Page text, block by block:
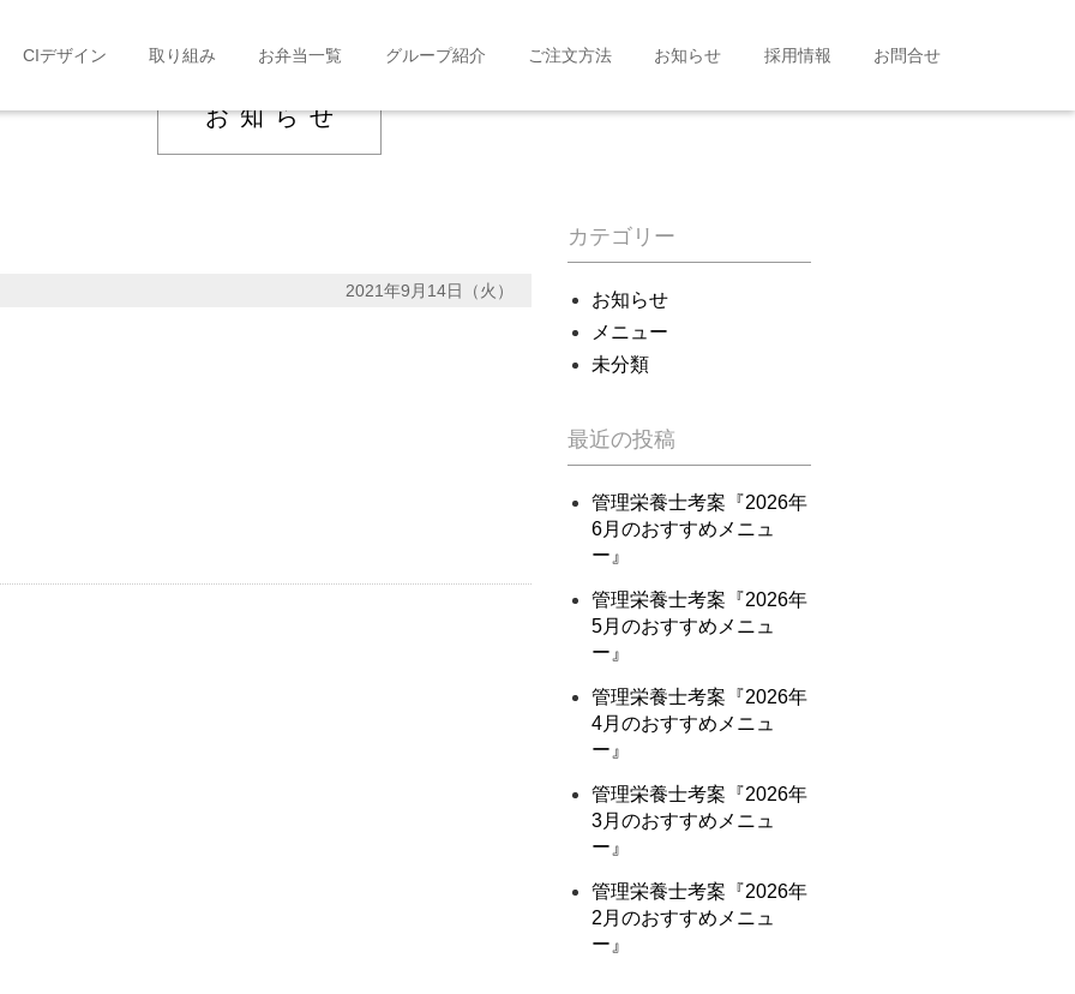
CIデザイン 取り組み お弁当一覧 グループ紹介 ご注文方法 お知らせ 採用情報 お問合せ
お知らせ
2021年9月14日（火）
カテゴリー
お知らせ
メニュー
未分類
最近の投稿
管理栄養士考案『2026年
6月のおすすめメニュ
ー』
管理栄養士考案『2026年
5月のおすすめメニュ
ー』
管理栄養士考案『2026年
4月のおすすめメニュ
ー』
管理栄養士考案『2026年
3月のおすすめメニュ
ー』
管理栄養士考案『2026年
2月のおすすめメニュ
ー』